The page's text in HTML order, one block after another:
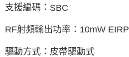
支援編碼： SBC
RF射頻輸出功率： 10mW EIRP
驅動方式：皮帶驅動式